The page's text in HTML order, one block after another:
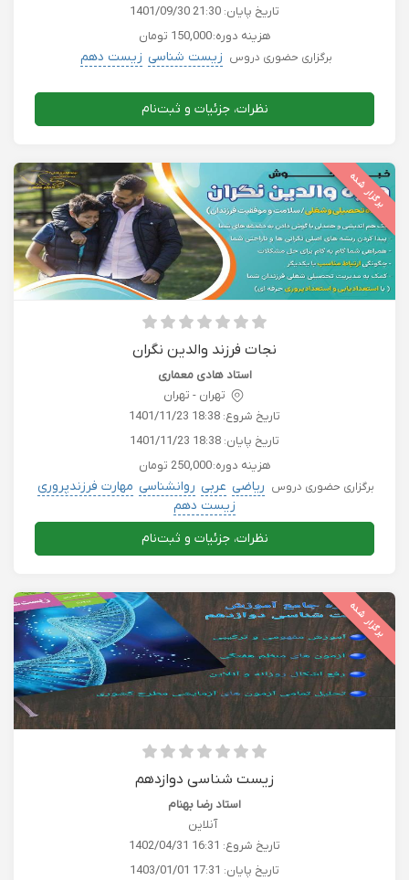
تاریخ پایان: 1401/09/30 21:30
هزینه دوره:150,000 تومان
برگزاری حضوری دروس زیست شناسی زیست دهم
نظرات، جزئیات و ثبت‌نام
برگزار شده
نجات فرزند والدین نگران
استاد هادی معماری
تهران - تهران
تاریخ شروع: 1401/11/23 18:38
تاریخ پایان: 1401/11/23 18:38
هزینه دوره:250,000 تومان
برگزاری حضوری دروس ریاضی عربی روانشناسی مهارت فرزندپروری
زیست دهم
نظرات، جزئیات و ثبت‌نام
برگزار شده
زیست شناسی دوازدهم
استاد رضا بهنام
آنلاین
تاریخ شروع: 1402/04/31 16:31
تاریخ پایان: 1403/01/01 17:31